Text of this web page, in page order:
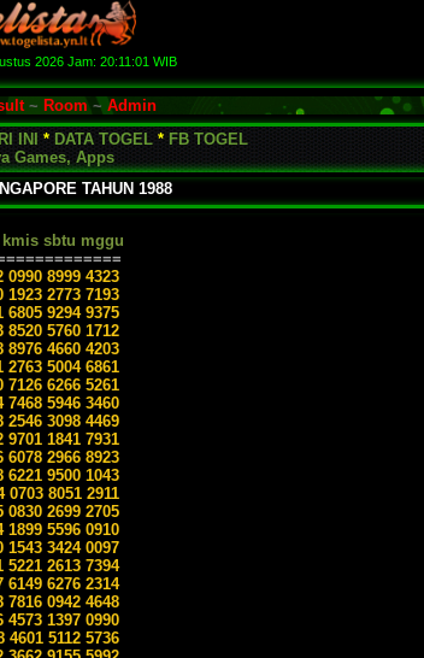
2026Jam: 20:11:02 WIB
~ Room~ Admin
INI * DATA TOGEL * FB TOGEL
Games, Apps
TAHUN 1988
sbtu mggu
0990 8999 4323
1923 2773 7193
6805 9294 9375
8520 5760 1712
8976 4660 4203
2763 5004 6861
7126 6266 5261
7468 5946 3460
2546 3098 4469
9701 1841 7931
6078 2966 8923
6221 9500 1043
0703 8051 2911
0830 2699 2705
1899 5596 0910
1543 3424 0097
5221 2613 7394
6149 6276 2314
7816 0942 4648
4573 1397 0990
4601 5112 5736